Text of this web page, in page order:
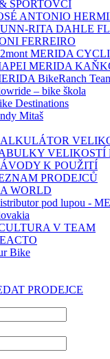
SPORTOVCI
ANTONIO
RITA DAHLE
FERREIRO
MERIDA
MERIDA
BikeRanch
– bike škola
Destinations
Mitaš
VELIKOSTÍ
K POUŽITÍ
PRODEJCŮ
WORLD
pod lupou -
V TEAM
Bike
PRODEJCE